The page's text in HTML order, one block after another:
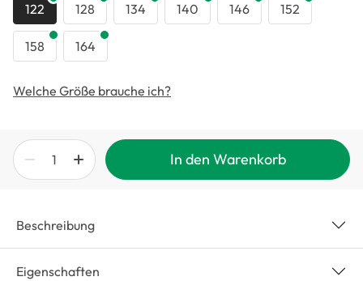
122 128 134 140 146 152
158 164
Welche Größe brauche ich?
In den Warenkorb
Beschreibung
Eigenschaften